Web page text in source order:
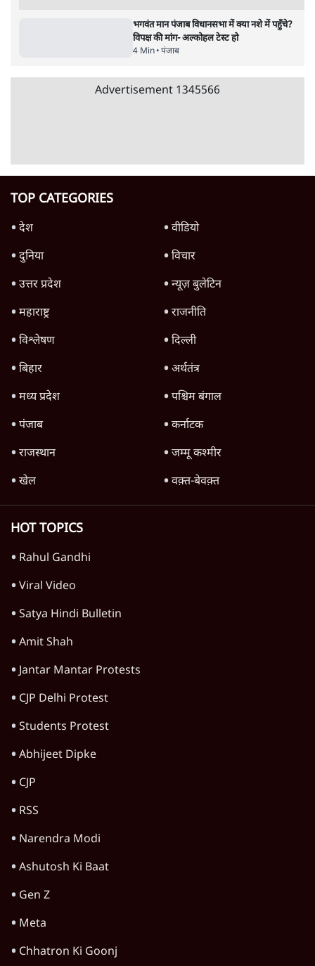
भगवंत मान पंजाब विधानसभा में क्या नशे में पहुँचे?
विपक्ष की मांग- अल्कोहल टेस्ट हो
4 Min• पंजाब
Advertisement 1345566
TOP CATEGORIES
देश
वीडियो
दुनिया
विचार
उत्तर प्रदेश
न्यूज़ बुलेटिन
महाराष्ट्र
राजनीति
विश्लेषण
दिल्ली
बिहार
अर्थतंत्र
मध्य प्रदेश
पश्चिम बंगाल
पंजाब
कर्नाटक
राजस्थान
जम्मू कश्मीर
खेल
वक़्त-बेवक़्त
HOT TOPICS
Rahul Gandhi
Viral Video
Satya Hindi Bulletin
Amit Shah
Jantar Mantar Protests
CJP Delhi Protest
Students Protest
Abhijeet Dipke
CJP
RSS
Narendra Modi
Ashutosh Ki Baat
Gen Z
Meta
Chhatron Ki Goonj